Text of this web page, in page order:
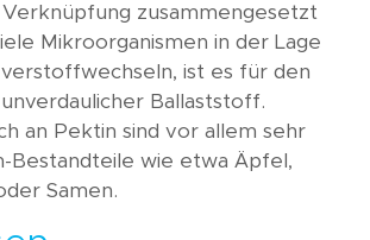
zusammengesetzt
Mikroorganismen in der Lage
ist es für den
Ballaststoff.
an Pektin sind vor allem sehr
Bestandteile wie etwa Äpfel,
Samen.